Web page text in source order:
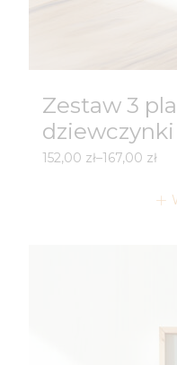
Zestaw 3
dziewczynki
152,00 zł–167,00 zł
Zakres